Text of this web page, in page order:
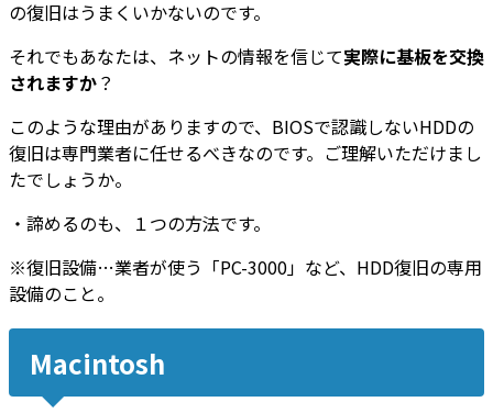
の復旧はうまくいかないのです。
それでもあなたは、ネットの情報を信じて実際に基板を交換
されますか？
このような理由がありますので、BIOSで認識しないHDDの
復旧は専門業者に任せるべきなのです。ご理解いただけまし
たでしょうか。
・諦めるのも、１つの方法です。
※復旧設備…業者が使う「PC-3000」など、HDD復旧の専用
設備のこと。
Macintosh